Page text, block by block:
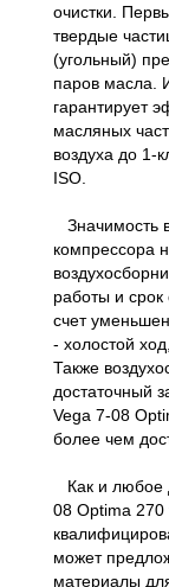
очистки.
твердые
(угольный)
паров масла.
гарантирует
масляных
воздуха до 1-
ISO.
Значимость
компрессора
работы и срок
счет
- холостой
Также
достаточный
Vega 7-08
более чем
Как и любое
08 Optima 270
может
материалы